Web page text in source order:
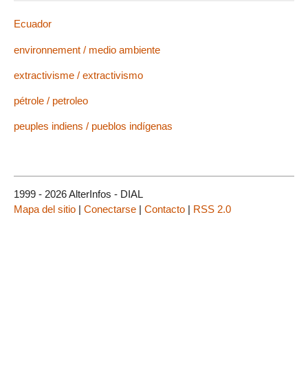
Ecuador
environnement / medio ambiente
extractivisme / extractivismo
pétrole / petroleo
peuples indiens / pueblos indígenas
1999 - 2026 AlterInfos - DIAL
Mapa del sitio | Conectarse | Contacto | RSS 2.0